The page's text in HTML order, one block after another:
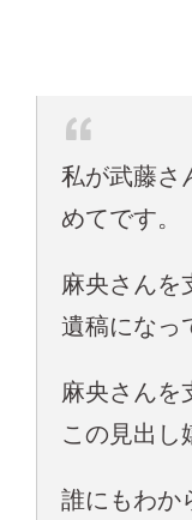
私が武藤さ
めてです。
麻央さんを
遺稿になっ
麻央さんを
この見出し
誰にもわか